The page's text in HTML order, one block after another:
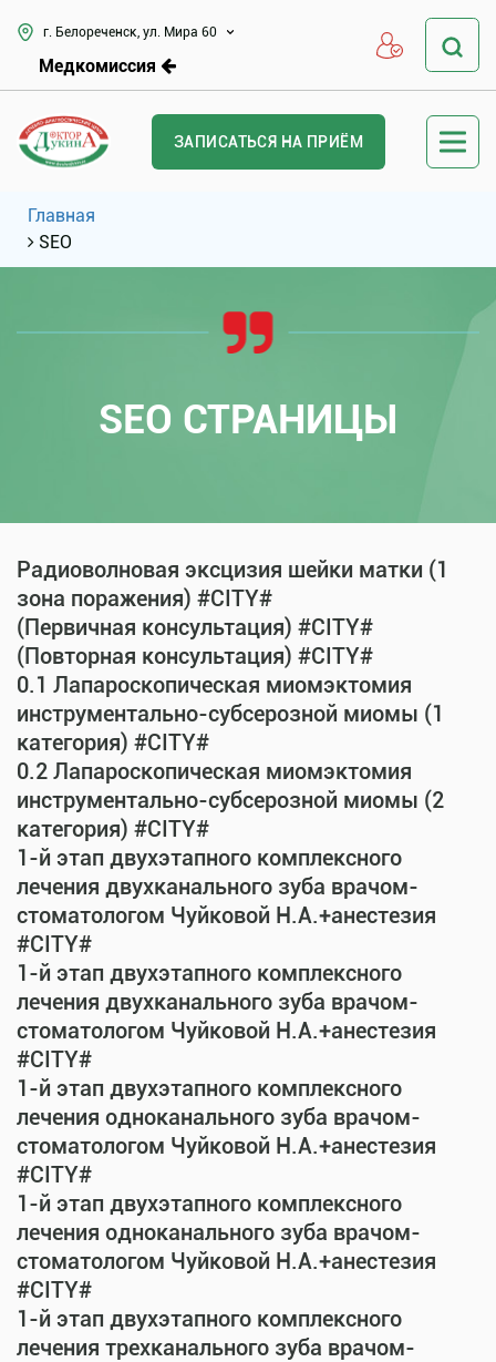
г. Белореченск, ул. Мира 60
Медкомиссия
ЗАПИСАТЬСЯ НА ПРИЁМ
Главная
SEO
SEO СТРАНИЦЫ
Радиоволновая эксцизия шейки матки (1
зона поражения) #CITY#
(Первичная консультация) #CITY#
(Повторная консультация) #CITY#
0.1 Лапароскопическая миомэктомия
инструментально-субсерозной миомы (1
категория) #CITY#
0.2 Лапароскопическая миомэктомия
инструментально-субсерозной миомы (2
категория) #CITY#
1-й этап двухэтапного комплексного
лечения двухканального зуба врачом-
стоматологом Чуйковой Н.А.+анестезия
#CITY#
1-й этап двухэтапного комплексного
лечения двухканального зуба врачом-
стоматологом Чуйковой Н.А.+анестезия
#CITY#
1-й этап двухэтапного комплексного
лечения одноканального зуба врачом-
стоматологом Чуйковой Н.А.+анестезия
#CITY#
1-й этап двухэтапного комплексного
лечения одноканального зуба врачом-
стоматологом Чуйковой Н.А.+анестезия
#CITY#
1-й этап двухэтапного комплексного
лечения трехканального зуба врачом-